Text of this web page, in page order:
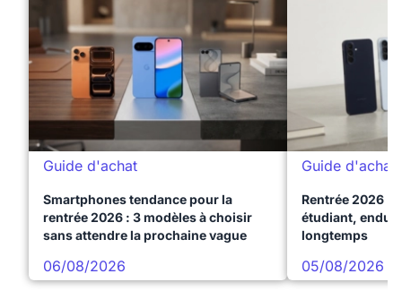
Guide d'achat
Smartphones tendance pour la
rentrée 2026 : 3 modèles à choisir
sans attendre la prochaine vague
06/08/2026
Guide d'achat
Rentrée 2026 :
étudiant,
longtemps
05/08/2026